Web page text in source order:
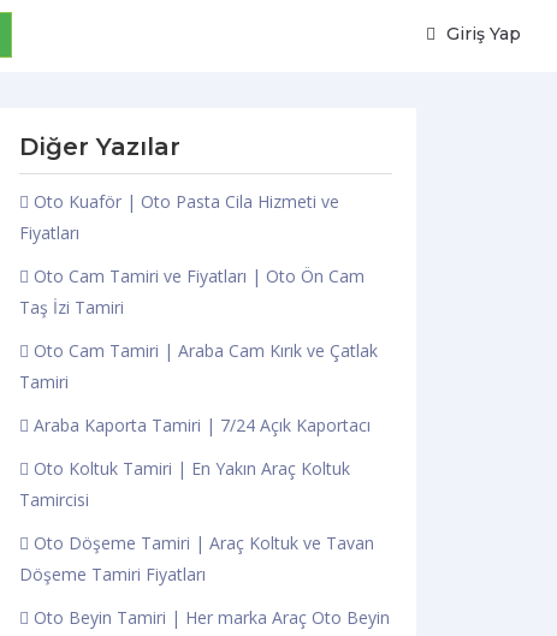
Giriş Yap
Diğer Yazılar
Oto Kuaför | Oto Pasta Cila Hizmeti ve
Fiyatları
Oto Cam Tamiri ve Fiyatları | Oto Ön Cam
Taş İzi Tamiri
Oto Cam Tamiri | Araba Cam Kırık ve Çatlak
Tamiri
Araba Kaporta Tamiri | 7/24 Açık Kaportacı
Oto Koltuk Tamiri | En Yakın Araç Koltuk
Tamircisi
Oto Döşeme Tamiri | Araç Koltuk ve Tavan
Döşeme Tamiri Fiyatları
Oto Beyin Tamiri | Her marka Araç Oto Beyin